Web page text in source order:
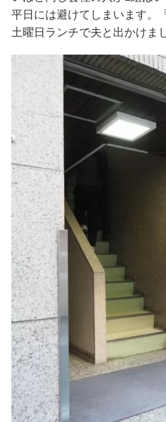
平日には避けてしまいます。
土曜日ランチで夫と出かけま